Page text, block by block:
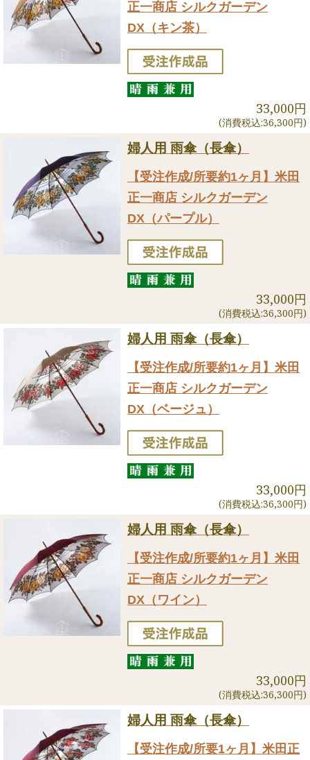
正一商店 シルクガーデン
DX（キン茶）
33,000円
(消費税込:36,300円)
婦人用 雨傘（長傘）
【受注作成/所要約1ヶ月】米田
正一商店 シルクガーデン
DX（パープル）
33,000円
(消費税込:36,300円)
婦人用 雨傘（長傘）
【受注作成/所要約1ヶ月】米田
正一商店 シルクガーデン
DX（ベージュ）
33,000円
(消費税込:36,300円)
婦人用 雨傘（長傘）
【受注作成/所要約1ヶ月】米田
正一商店 シルクガーデン
DX（ワイン）
33,000円
(消費税込:36,300円)
婦人用 雨傘（長傘）
【受注作成/所要1ヶ月】米田正